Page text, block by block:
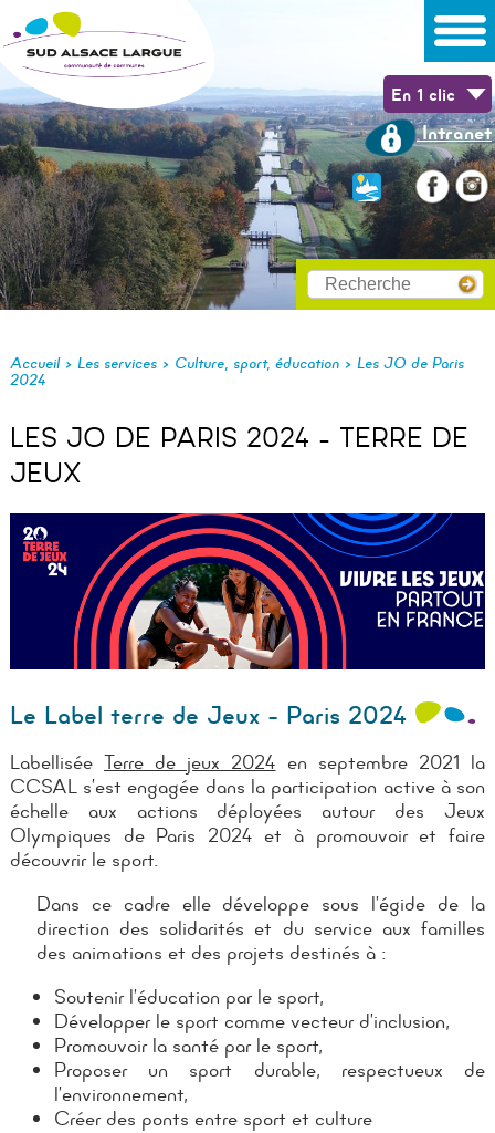
En 1 clic
Intranet
Accueil> Les services> Culture, sport, éducation> Les JO de Paris
2024
LES JO DE PARIS 2024 - TERRE DE
JEUX
Le Label terre de Jeux - Paris 2024
LabelliséeTerre de jeux 2024 en septembre 2021 la
CCSAL s’est engagée dans la participation active à son
échelle aux actions déployées autour des Jeux
Olympiques de Paris 2024 et à promouvoir et faire
découvrir le sport.
Dans ce cadre elle développe sous l’égide de la
direction des solidarités et du service aux familles
des animations et des projets destinés à :
Soutenir l’éducation par le sport,
Développer le sport comme vecteur d’inclusion,
Promouvoir la santé par le sport,
Proposer un sport durable, respectueux de
l’environnement,
Créer des ponts entre sport et culture